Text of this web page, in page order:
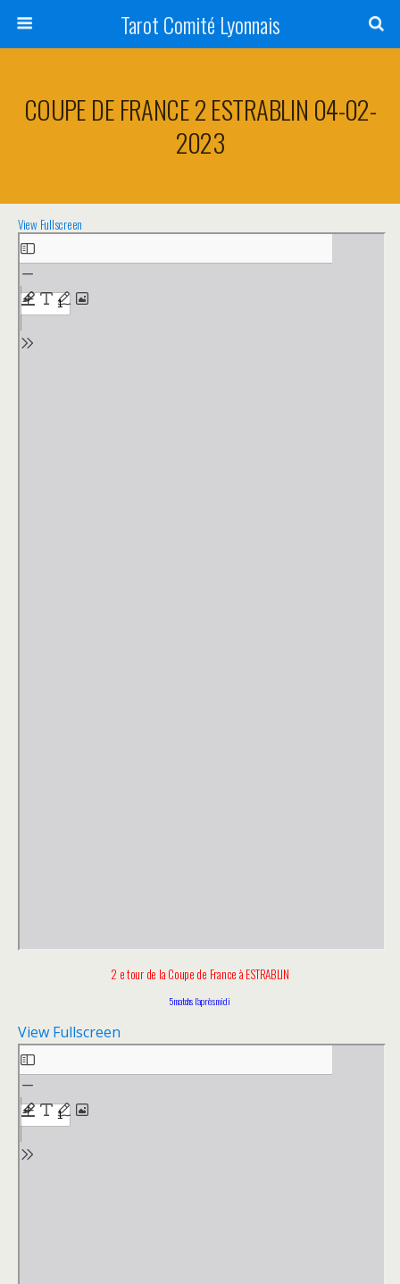
Tarot Comité Lyonnais
COUPE DE FRANCE 2 ESTRABLIN 04-02-
2023
View Fullscreen
2 e tour de la Coupe de France à ESTRABLIN
5 matchs l’après midi
View Fullscreen